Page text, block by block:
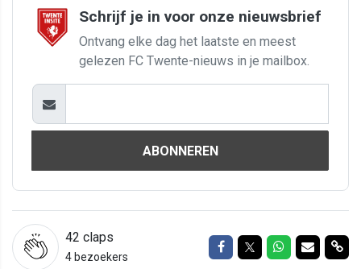
Schrijf je in voor onze nieuwsbrief
Ontvang elke dag het laatste en meest
gelezen FC Twente-nieuws in je mailbox.
ABONNEREN
42 claps
4 bezoekers
Delen op Facebook
Delen op Twitter
Delen op
Delen